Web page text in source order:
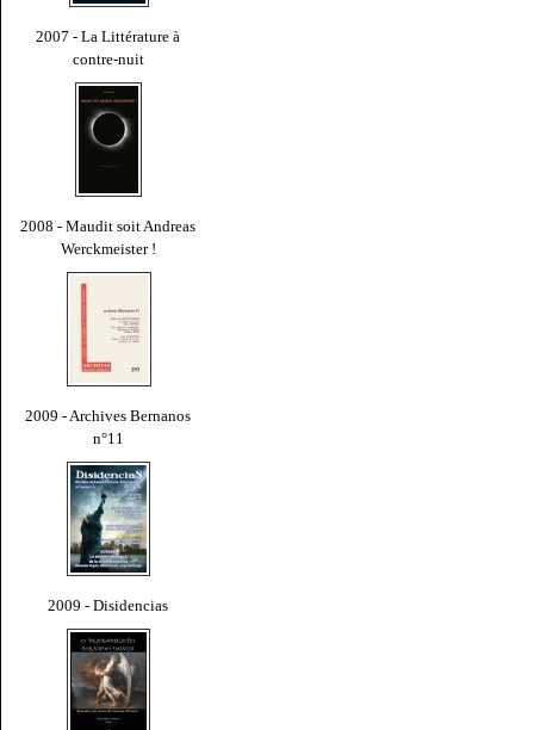
2007 - La Littérature à
contre-nuit
2008 - Maudit soit Andreas
Werckmeister !
2009 - Archives Bernanos
n°11
2009 - Disidencias